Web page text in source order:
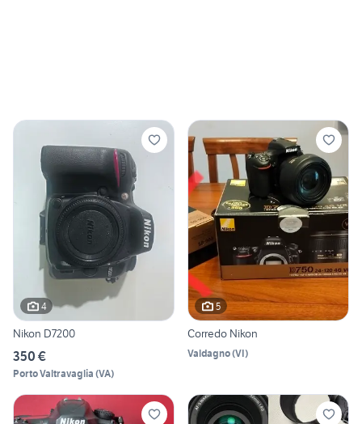
4
Nikon D7200
350 €
Porto Valtravaglia (VA)
5
Corredo Nikon
Valdagno(VI)